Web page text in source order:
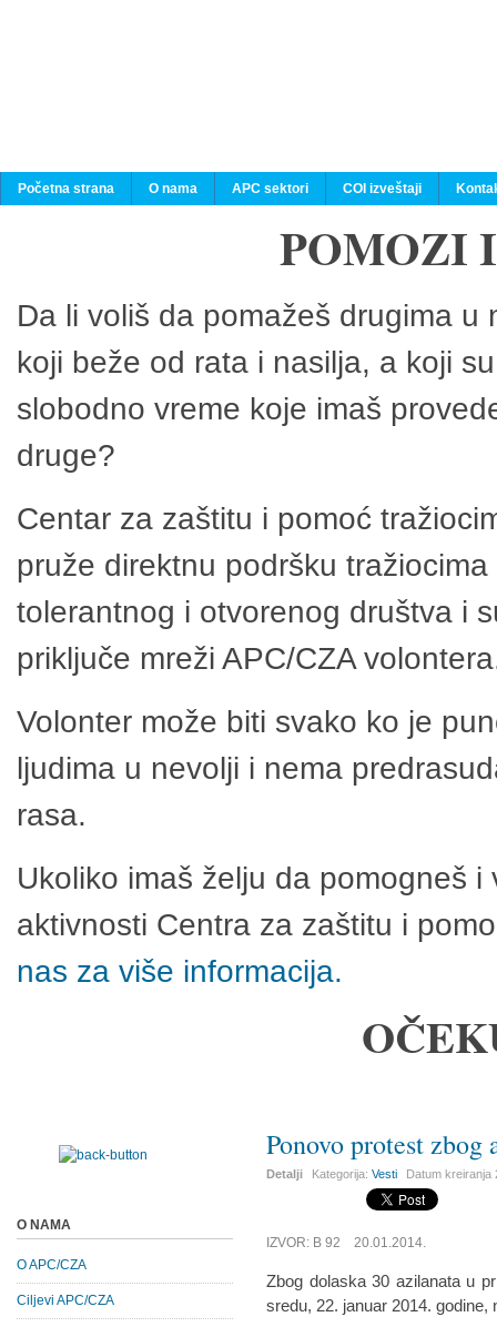
Početna strana O nama APC sektori COI izveštaji
POMOZI
Da li voliš da pomažeš drugima
koji beže od rata i nasilja, a koji
slobodno vreme koje imaš
druge?
Centar za zaštitu i pomoć
pruže direktnu podršku
tolerantnog i otvorenog društva i
priključe mreži APC/CZA
Volonter može biti svako ko je
ljudima u nevolji i nema
rasa.
Ukoliko imaš želju da pomogneš
aktivnosti Centra za zaštitu i
nas za više informacija.
Ponovo protest zbog
Detalji Kategorija:Vesti Datum kreiranja
IZVOR: B 92 20.01.2014.
Zbog dolaska 30 azilanata u
sredu, 22. januar 2014.
O NAMA
O APC/CZA
Ciljevi APC/CZA